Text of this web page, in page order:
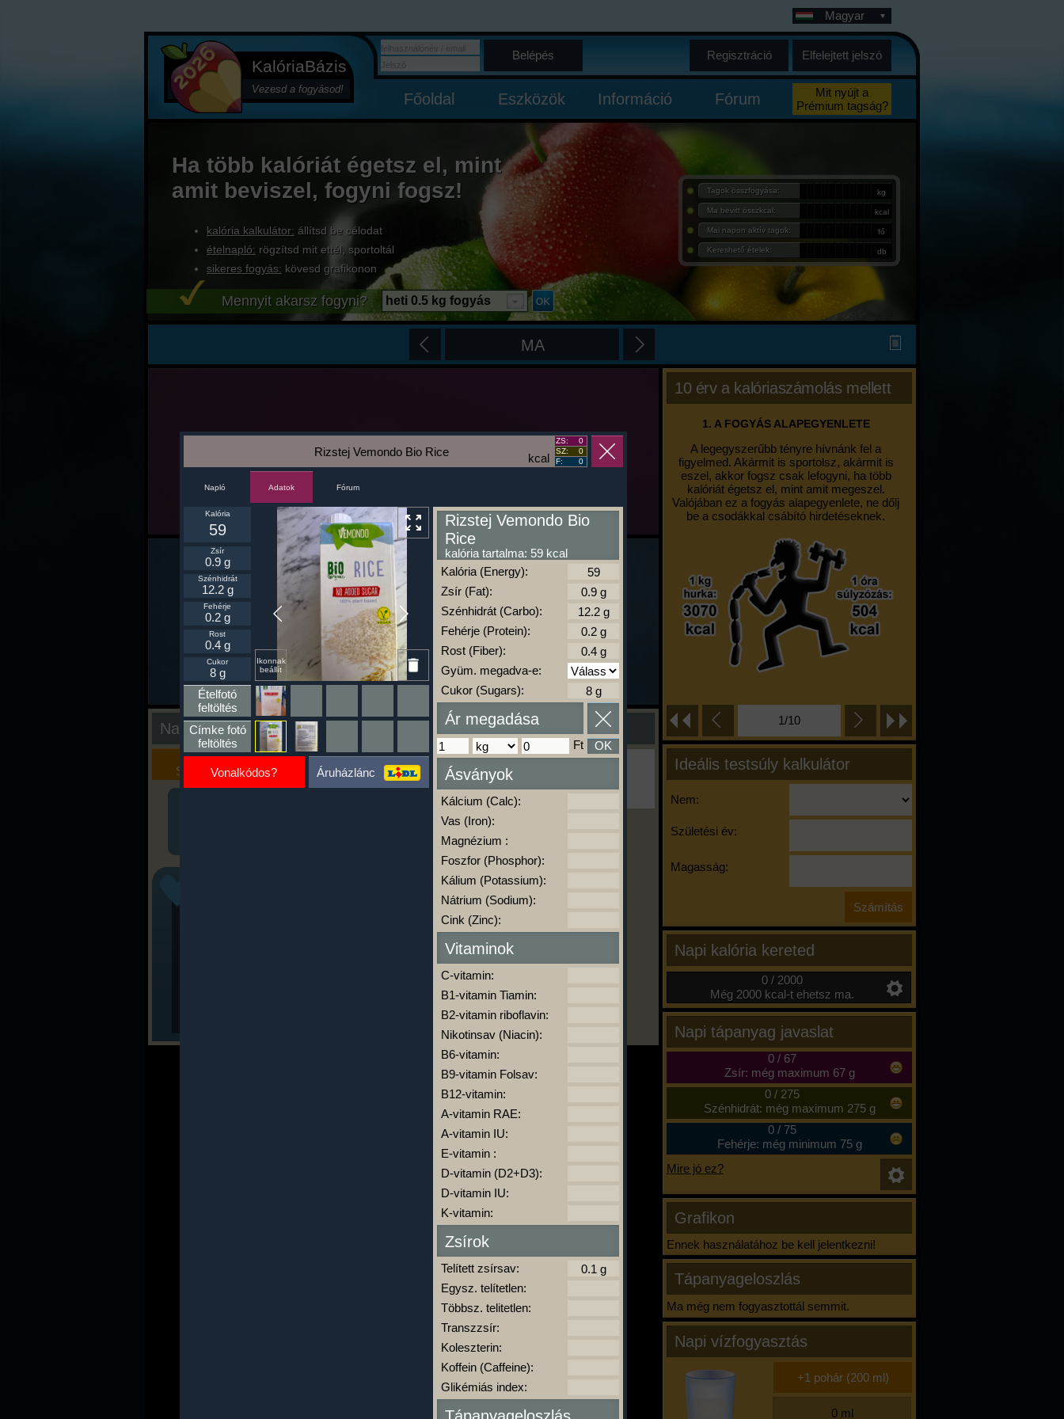
KalóriaBázis
Vezesd a fogyásod!
Magyar
Belépés Regisztráció Elfelejtett jelszó
Főoldal Eszközök Információ Fórum
Mit nyújt a
Prémium tagság?
Ha több kalóriát égetsz el, mint
amit beviszel, fogyni fogsz!
kalória kalkulátor: állítsd be célodat
ételnapló: rögzítsd mit ettél, sportoltál
sikeres fogyás: kövesd grafikonon
Tagok összfogyása: kg
Ma bevitt összkcal: kcal
Mai napon aktív tagok: fő
Kereshető ételek: db
Mennyit akarsz fogyni? heti 0.5 kg fogyás
MA
10 érv a kalóriaszámolás mellett
1. A FOGYÁS ALAPEGYENLETE
A legegyszerűbb tényre hívnánk fel a
figyelmed. Akármit is sportolsz, akármit is
eszel, akkor fogsz csak lefogyni, ha több
kalóriát égetsz el, mint amit megeszel.
Valójában ez a fogyás alapegyenlete, ne dőlj
be a csodákkal csábító hirdetéseknek.
1/10
Ideális testsúly kalkulátor
Nem:
Születési év:
Magasság:
Napi kalória kereted
0 / 2000
Még 2000 kcal-t ehetsz ma.
Napi tápanyag javaslat
0/ 67
Zsír: még maximum 67 g
0/ 275
Szénhidrát: még maximum 275 g
0/ 75
Fehérje: még minimum 75 g
Mire jó ez?
Grafikon
Ennek használatához be kell jelentkezni!
Tápanyageloszlás
Ma még nem fogyasztottál semmit.
Napi vízfogyasztás
Nap kiértékelése
Kalória
Szimulátor
Szöveges
Értékelés
Ha ma már nem eszel/sportolsz többet,
kattints a kiértékelésre!
A Kalória Szimulátor Prémium funkció.
kalóriabázis.hu
-
kcal
Rizstej Vemondo Bio Rice
ZS:
0
SZ:
0
F:
0
Napló Adatok Fórum
Ikonnak
beállít
Kalória
59
Zsír
0.9 g
Szénhidrát
12.2 g
Fehérje
0.2 g
Rost
0.4 g
Cukor
8 g
Ételfotó
feltöltés
Címke fotó
feltöltés
Vonalkódos? Áruházlánc
Rizstej Vemondo Bio
Rice
kalória tartalma: 59 kcal
Kalória (Energy):
Zsír (Fat):
Szénhidrát (Carbo):
Fehérje (Protein):
Rost (Fiber):
Gyüm. megadva-e:
Cukor (Sugars):
Ár megadása
Ft OK
Ásványok
Kálcium (Calc):
Vas (Iron):
Magnézium :
Foszfor (Phosphor):
Kálium (Potassium):
Nátrium (Sodium):
Cink (Zinc):
Vitaminok
C-vitamin:
B1-vitamin Tiamin:
B2-vitamin riboflavin:
Nikotinsav (Niacin):
B6-vitamin:
B9-vitamin Folsav:
B12-vitamin:
A-vitamin RAE:
A-vitamin IU:
E-vitamin :
D-vitamin (D2+D3):
D-vitamin IU:
K-vitamin:
Zsírok
Telített zsírsav:
Egysz. telítetlen:
Többsz. telitetlen:
Transzzsír:
Koleszterin:
Koffein (Caffeine):
Glikémiás index: